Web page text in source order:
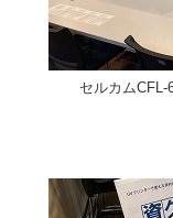
セルカムCFL-